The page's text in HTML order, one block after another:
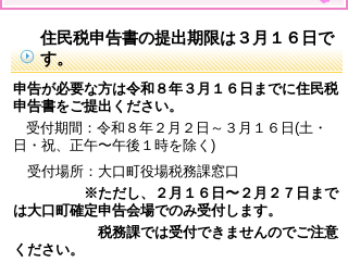
住民税申告書の提出期限は３月１６日で
す。
申告が必要な方は令和８年３月１６日までに住民税
申告書をご提出ください。
受付期間：令和８年２月２日～３月１６日(土・
日・祝、正午〜午後１時を除く)
受付場所：大口町役場税務課窓口
※ただし、２月１６日〜２月２７日まで
は大口町確定申告会場でのみ受付します。
税務課では受付できませんのでご注意
ください。